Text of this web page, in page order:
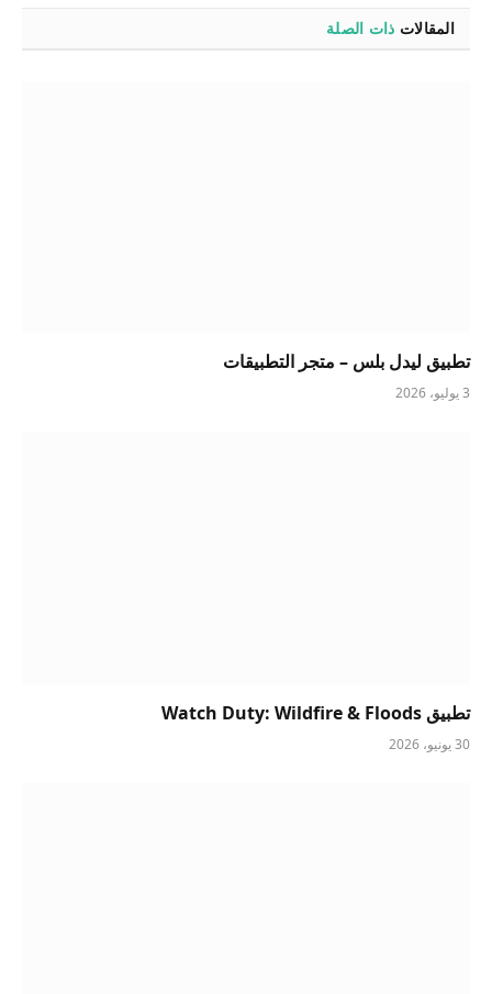
المقالات ذات الصلة
تطبيق ليدل بلس – متجر التطبيقات
3 يوليو، 2026
تطبيق Watch Duty: Wildfire & Floods
30 يونيو، 2026